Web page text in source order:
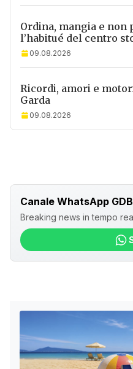
Ordina, mangia e non
l’habitué del centro
09.08.2026
Ricordi, amori e
Garda
09.08.2026
Canale WhatsApp GDB
Breaking news in tempo